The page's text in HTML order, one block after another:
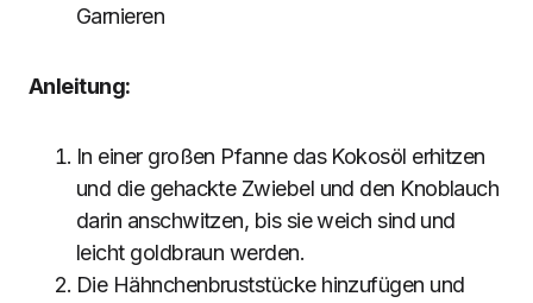
Garnieren
Anleitung:
In einer großen Pfanne das Kokosöl erhitzen
und die gehackte Zwiebel und den Knoblauch
darin anschwitzen, bis sie weich sind und
leicht goldbraun werden.
Die Hähnchenbruststücke hinzufügen und